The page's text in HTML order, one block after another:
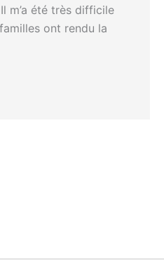
m’a été très difficile
ont rendu la